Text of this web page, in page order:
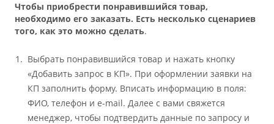
Чтобы приобрести понравившийся товар,
необходимо его заказать. Есть несколько сценариев
того, как это можно сделать.
Выбрать понравившийся товар и нажать кнопку
«Добавить запрос в КП». При оформлении заявки на
КП заполнить форму. Вписать информацию в поля:
ФИО, телефон и e-mail. Далее с вами свяжется
менеджер, чтобы подтвердить данные по запросу и